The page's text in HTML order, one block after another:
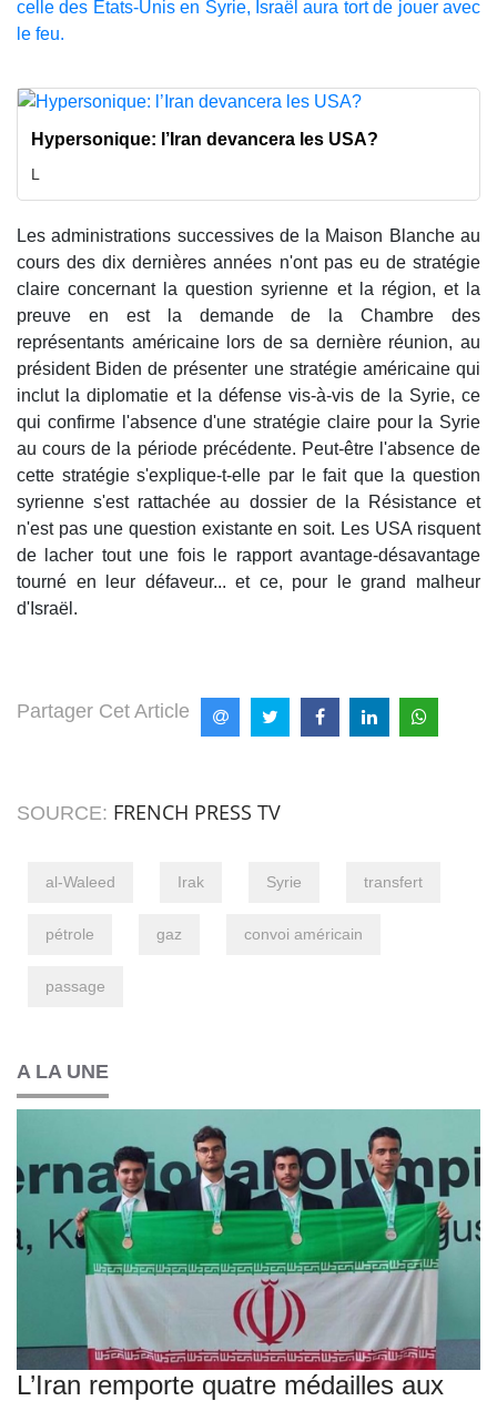
celle des États-Unis en Syrie, Israël aura tort de jouer avec
le feu.
Hypersonique: l’Iran devancera les USA?
L
Les administrations successives de la Maison Blanche au
cours des dix dernières années n'ont pas eu de stratégie
claire concernant la question syrienne et la région, et la
preuve en est la demande de la Chambre des
représentants américaine lors de sa dernière réunion, au
président Biden de présenter une stratégie américaine qui
inclut la diplomatie et la défense vis-à-vis de la Syrie, ce
qui confirme l'absence d'une stratégie claire pour la Syrie
au cours de la période précédente. Peut-être l'absence de
cette stratégie s'explique-t-elle par le fait que la question
syrienne s'est rattachée au dossier de la Résistance et
n'est pas une question existante en soit. Les USA risquent
de lacher tout une fois le rapport avantage-désavantage
tourné en leur défaveur... et ce, pour le grand malheur
d'Israël.
Partager Cet Article
SOURCE: FRENCH PRESS TV
al-Waleed Irak Syrie transfert
pétrole gaz convoi américain
passage
A LA UNE
L’Iran remporte quatre médailles aux